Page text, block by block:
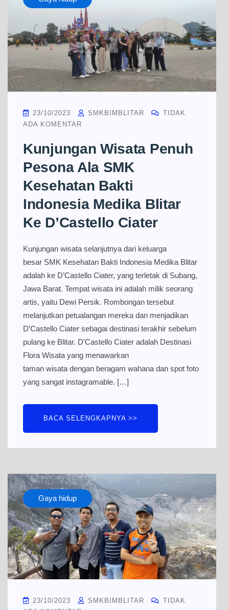
23/10/2023 SMKBIMBLITAR
TIDAK
ADA KOMENTAR
Kunjungan Wisata Penuh
Pesona Ala SMK
Kesehatan Bakti
Indonesia Medika Blitar
Ke D’Castello Ciater
Kunjungan wisata selanjutnya dari keluarga
besar SMK Kesehatan Bakti Indonesia Medika Blitar
adalah ke D’Castello Ciater, yang terletak di Subang,
Jawa Barat. Tempat wisata ini adalah milik seorang
artis, yaitu Dewi Persik. Rombongan tersebut
melanjutkan petualangan mereka dan menjadikan
D’Castello Ciater sebagai destinasi terakhir sebelum
pulang ke Blitar. D’Castello Ciater adalah Destinasi
Flora Wisata yang menawarkan
taman wisata dengan beragam wahana dan spot foto
yang sangat instagramable. […]
BACA SELENGKAPNYA >>
Gaya hidup
23/10/2023 SMKBIMBLITAR
TIDAK